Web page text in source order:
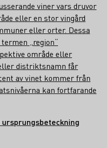
viner vars druvor
eller en stor vingård
eller orter. Dessa
„region“
område eller
distriktsnamn får
av vinet kommer från
kan fortfarande